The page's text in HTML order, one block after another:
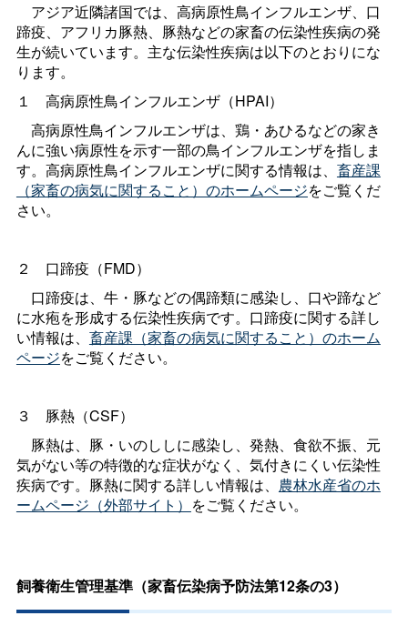
アジア近隣諸国では、高病原性鳥インフルエンザ、口
蹄疫、アフリカ豚熱、豚熱などの家畜の伝染性疾病の発
生が続いています。主な伝染性疾病は以下のとおりにな
ります。
１ 高病原性鳥インフルエンザ（HPAI）
高病原性鳥インフルエンザは、鶏・あひるなどの家き
んに強い病原性を示す一部の鳥インフルエンザを指しま
す。高病原性鳥インフルエンザに関する情報は、 畜産課
（家畜の病気に関すること）のホームページをご覧くだ
さい。
２ 口蹄疫（FMD）
口蹄疫は、牛・豚などの偶蹄類に感染し、口や蹄など
に水疱を形成する伝染性疾病です。口蹄疫に関する詳し
い情報は、 畜産課（家畜の病気に関すること）のホーム
ページをご覧ください。
３ 豚熱（CSF）
豚熱は、豚・いのししに感染し、発熱、食欲不振、元
気がない等の特徴的な症状がなく、気付きにくい伝染性
疾病です。豚熱に関する詳しい情報は、 農林水産省のホ
ームページ（外部サイト） をご覧ください。
飼養衛生管理基準（家畜伝染病予防法第12条の3）